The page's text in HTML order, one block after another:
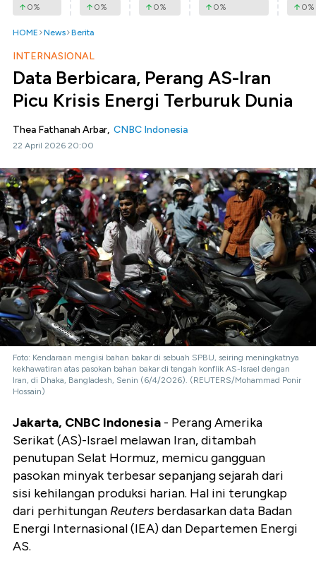
0% 0% 0% 0% 0%
HOME News Berita
INTERNASIONAL
Data Berbicara, Perang AS-Iran
Picu Krisis Energi Terburuk Dunia
Thea Fathanah Arbar, CNBC Indonesia
22 April 2026 20:00
Foto: Kendaraan mengisi bahan bakar di sebuah SPBU, seiring meningkatnya
kekhawatiran atas pasokan bahan bakar di tengah konflik AS-Israel dengan
Iran, di Dhaka, Bangladesh, Senin (6/4/2026). (REUTERS/Mohammad Ponir
Hossain)
Jakarta, CNBC Indonesia - Perang Amerika
Serikat (AS)-Israel melawan Iran, ditambah
penutupan Selat Hormuz, memicu gangguan
pasokan minyak terbesar sepanjang sejarah dari
sisi kehilangan produksi harian. Hal ini terungkap
dari perhitungan Reuters berdasarkan data Badan
Energi Internasional (IEA) dan Departemen Energi
AS.